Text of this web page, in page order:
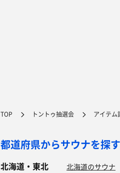
TOP トントゥ抽選会 アイテム
都道府県からサウナを探す
北海道・東北 北海道のサウナ